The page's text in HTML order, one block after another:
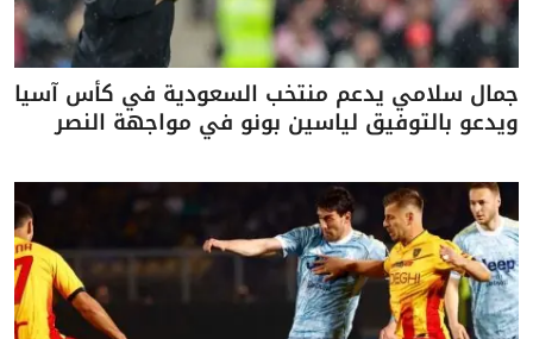
جمال سلامي يدعم منتخب السعودية في كأس آسيا
ويدعو بالتوفيق لياسين بونو في مواجهة النصر